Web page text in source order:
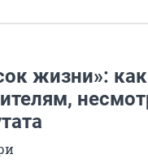
жизни»: как